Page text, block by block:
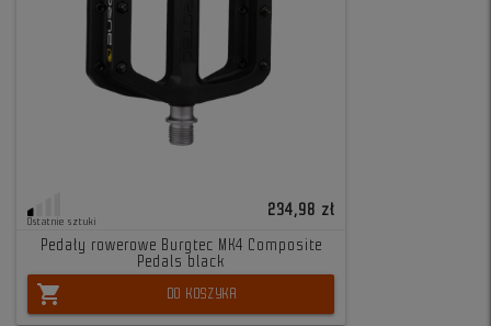
Ostatnie sztuki
234,98 zł
Pedały rowerowe Burgtec MK4 Composite
Pedals black
shopping_cart DO KOSZYKA